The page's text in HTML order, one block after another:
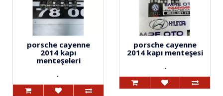
porsche cayenne
2014 kapı
menteşeleri
..
porsche cayenne
2014 kapı menteşesi
..